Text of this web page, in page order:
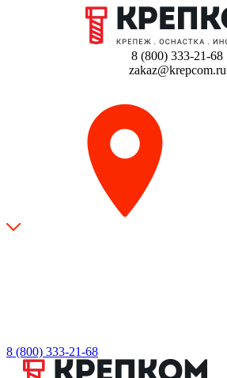
8 (800) 333-21-68
zakaz@krepcom.ru
8 (800) 333-21-68